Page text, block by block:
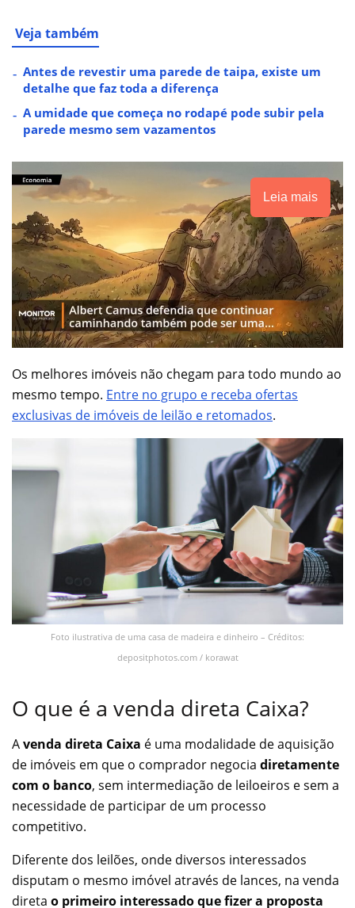
Veja também
Antes de revestir uma parede de taipa, existe um
detalhe que faz toda a diferença
A umidade que começa no rodapé pode subir pela
parede mesmo sem vazamentos
Leia mais
Os melhores imóveis não chegam para todo mundo ao
mesmo tempo. Entre no grupo e receba ofertas
exclusivas de imóveis de leilão e retomados.
Foto ilustrativa de uma casa de madeira e dinheiro – Créditos:
depositphotos.com / korawat
O que é a venda direta Caixa?
Avenda direta Caixa é uma modalidade de aquisição
de imóveis em que o comprador negocia diretamente
com o banco, sem intermediação de leiloeiros e sem a
necessidade de participar de um processo
competitivo.
Diferente dos leilões, onde diversos interessados
disputam o mesmo imóvel através de lances, na venda
direta o primeiro interessado que fizer a proposta